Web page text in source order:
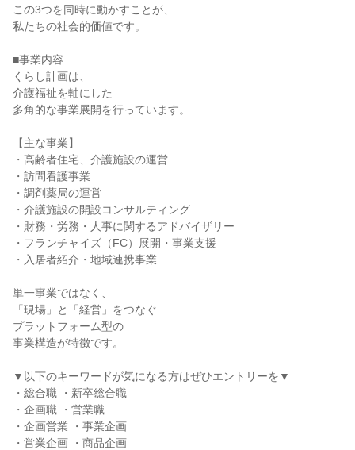
この3つを同時に動かすことが、
私たちの社会的価値です。
■事業内容
くらし計画は、
介護福祉を軸にした
多角的な事業展開を行っています。
【主な事業】
・高齢者住宅、介護施設の運営
・訪問看護事業
・調剤薬局の運営
・介護施設の開設コンサルティング
・財務・労務・人事に関するアドバイザリー
・フランチャイズ（FC）展開・事業支援
・入居者紹介・地域連携事業
単一事業ではなく、
「現場」と「経営」をつなぐ
プラットフォーム型の
事業構造が特徴です。
▼以下のキーワードが気になる方はぜひエントリーを▼
・総合職 ・新卒総合職
・企画職 ・営業職
・企画営業 ・事業企画
・営業企画 ・商品企画